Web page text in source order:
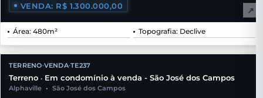
VENDA: R$ 1.300.000,00 ↗
Área: 480m² Topografia: Declive
TERRENO•VENDA•TE237
Terreno • Em condomínio à venda - São José dos Campos
Alphaville • São José dos Campos